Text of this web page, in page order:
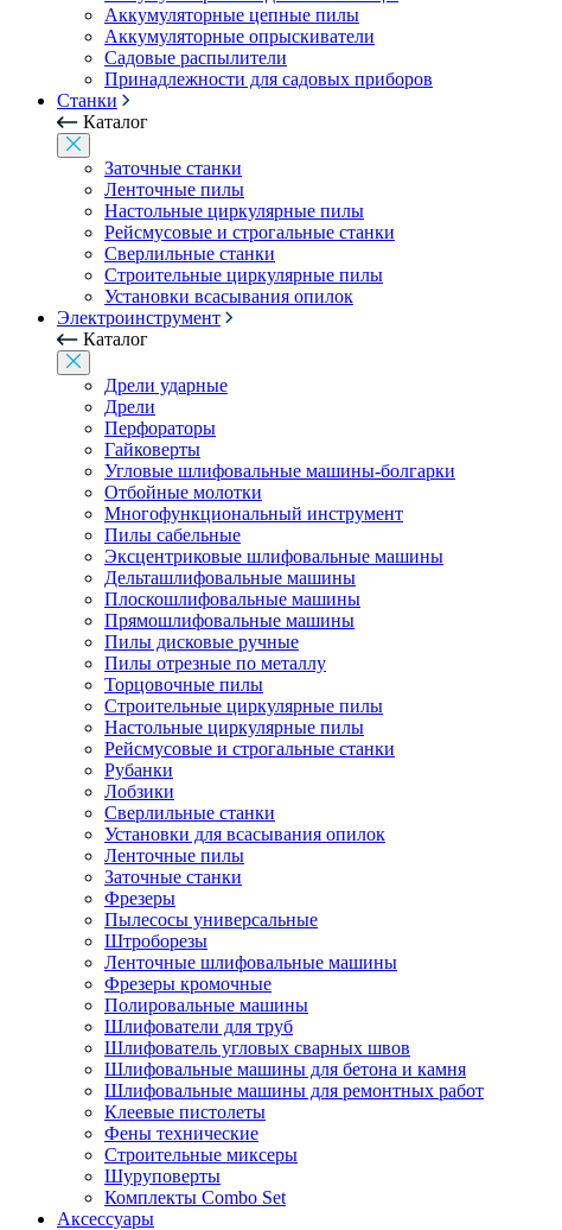
Аккумуляторные цепные пилы
Аккумуляторные опрыскиватели
Садовые распылители
Принадлежности для садовых приборов
Станки
Каталог
Заточные станки
Ленточные пилы
Настольные циркулярные пилы
Рейсмусовые и строгальные станки
Сверлильные станки
Строительные циркулярные пилы
Установки всасывания опилок
Электроинструмент
Каталог
Дрели ударные
Дрели
Перфораторы
Гайковерты
Угловые шлифовальные машины-болгарки
Отбойные молотки
Многофункциональный инструмент
Пилы сабельные
Эксцентриковые шлифовальные машины
Дельташлифовальные машины
Плоскошлифовальные машины
Прямошлифовальные машины
Пилы дисковые ручные
Пилы отрезные по металлу
Торцовочные пилы
Строительные циркулярные пилы
Настольные циркулярные пилы
Рейсмусовые и строгальные станки
Рубанки
Лобзики
Сверлильные станки
Установки для всасывания опилок
Ленточные пилы
Заточные станки
Фрезеры
Пылесосы универсальные
Штроборезы
Ленточные шлифовальные машины
Фрезеры кромочные
Полировальные машины
Шлифователи для труб
Шлифователь угловых сварных швов
Шлифовальные машины для бетона и камня
Шлифовальные машины для ремонтных работ
Клеевые пистолеты
Фены технические
Строительные миксеры
Шуруповерты
Комплекты Combo Set
Аксессуары